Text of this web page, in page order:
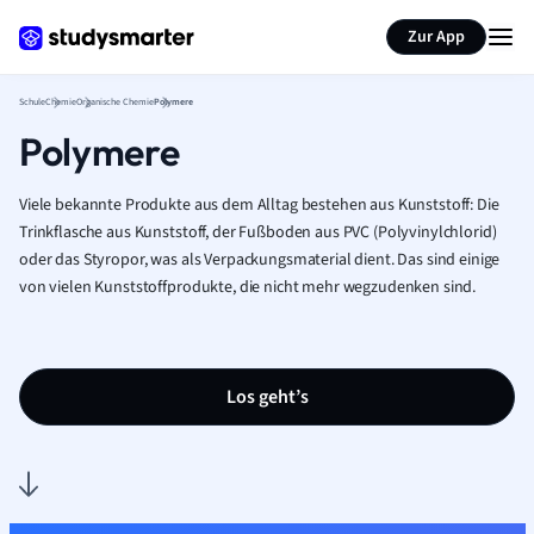
Zur App
SchuleChemieOrganische ChemiePolymere
Polymere
Viele bekannte Produkte aus dem Alltag bestehen aus Kunststoff: Die
Trinkflasche aus Kunststoff, der Fußboden aus PVC (Polyvinylchlorid)
oder das Styropor, was als Verpackungsmaterial dient. Das sind einige
von vielen Kunststoffprodukte, die nicht mehr wegzudenken sind.
Los geht’s
Seite zusammenfassen